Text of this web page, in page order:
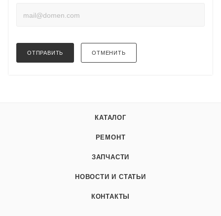
ОТПРАВИТЬ ОТМЕНИТЬ
КАТАЛОГ
РЕМОНТ
ЗАПЧАСТИ
НОВОСТИ И СТАТЬИ
КОНТАКТЫ